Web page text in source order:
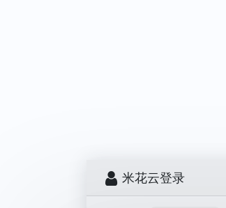
米花云登录